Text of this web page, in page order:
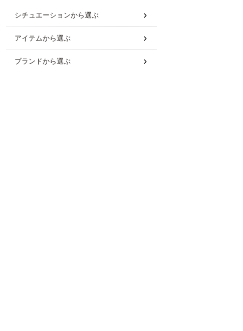
シチュエーションから選ぶ
アイテムから選ぶ
ブランドから選ぶ